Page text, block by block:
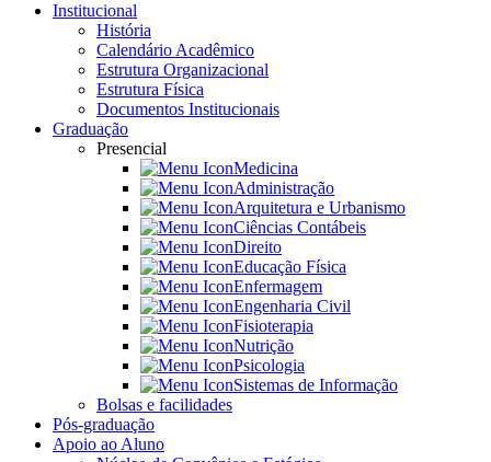
Institucional
História
Calendário Acadêmico
Estrutura Organizacional
Estrutura Física
Documentos Institucionais
Graduação
Presencial
Medicina
Administração
Arquitetura e Urbanismo
Ciências Contábeis
Direito
Educação Física
Enfermagem
Engenharia Civil
Fisioterapia
Nutrição
Psicologia
Sistemas de Informação
Bolsas e facilidades
Pós-graduação
Apoio ao Aluno